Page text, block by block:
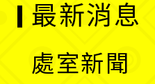
最新消息
處室新聞